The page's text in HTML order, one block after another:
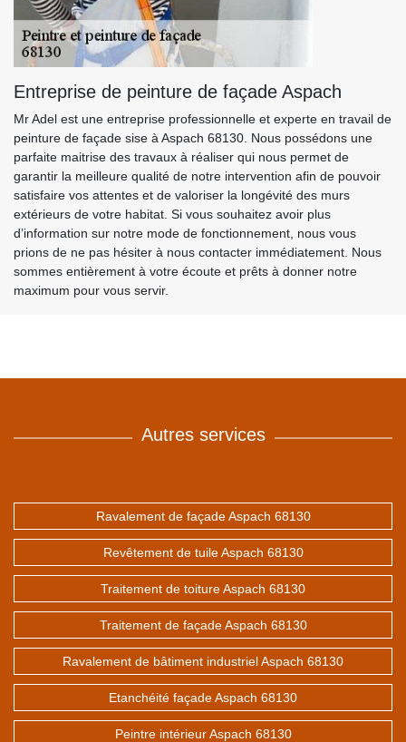
Entreprise de peinture de façade Aspach
Mr Adel est une entreprise professionnelle et experte en travail de
peinture de façade sise à Aspach 68130. Nous possédons une
parfaite maitrise des travaux à réaliser qui nous permet de
garantir la meilleure qualité de notre intervention afin de pouvoir
satisfaire vos attentes et de valoriser la longévité des murs
extérieurs de votre habitat. Si vous souhaitez avoir plus
d’information sur notre mode de fonctionnement, nous vous
prions de ne pas hésiter à nous contacter immédiatement. Nous
sommes entièrement à votre écoute et prêts à donner notre
maximum pour vous servir.
Autres services
Ravalement de façade Aspach 68130
Revêtement de tuile Aspach 68130
Traitement de toiture Aspach 68130
Traitement de façade Aspach 68130
Ravalement de bâtiment industriel Aspach 68130
Etanchéité façade Aspach 68130
Peintre intérieur Aspach 68130